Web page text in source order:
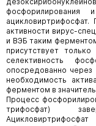
активности вирус-
и ВЭБ таким
присутствует
селективность
опосредованно
необходимость
ферментом в
Процесс
трифосфат)